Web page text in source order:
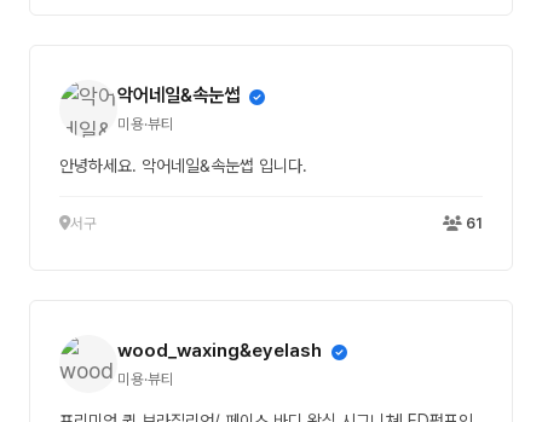
악어네일&속눈썹
미용·뷰티
안녕하세요. 악어네일&속눈썹 입니다.
서구 61
wood_waxing&eyelash
미용·뷰티